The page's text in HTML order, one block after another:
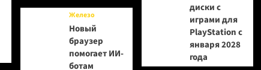
Железо
Новый
браузер
помогает ИИ-
ботам
диски с
играми для
PlayStation с
января 2028
года